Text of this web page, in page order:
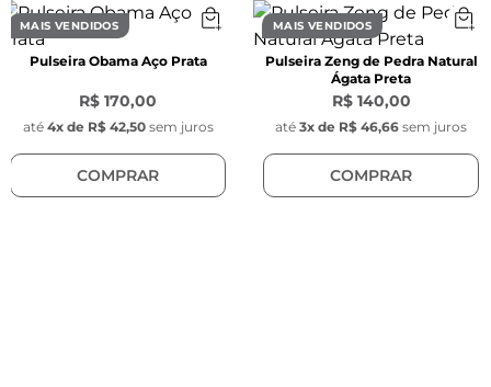
sua cor e detalhes únicos, simbolizando a
mistura de elementos trazendo modernidade
MAIS VENDIDOS
Pulseira Obama Aço Prata
R$ 170,00
até 4x de R$ 42,50 sem juros
COMPRAR
MAIS VENDIDOS
Pulseira Zeng de Pedra Natural
Ágata Preta
R$ 140,00
até 3x de R$ 46,66 sem juros
COMPRAR